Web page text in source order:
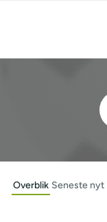
Overblik Seneste nyt